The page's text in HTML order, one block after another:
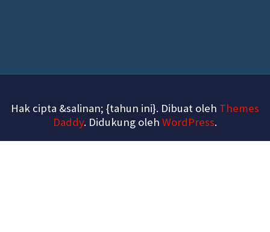
Hak cipta &salinan; {tahun ini}. Dibuat oleh Themes
Daddy. Didukung oleh WordPress.